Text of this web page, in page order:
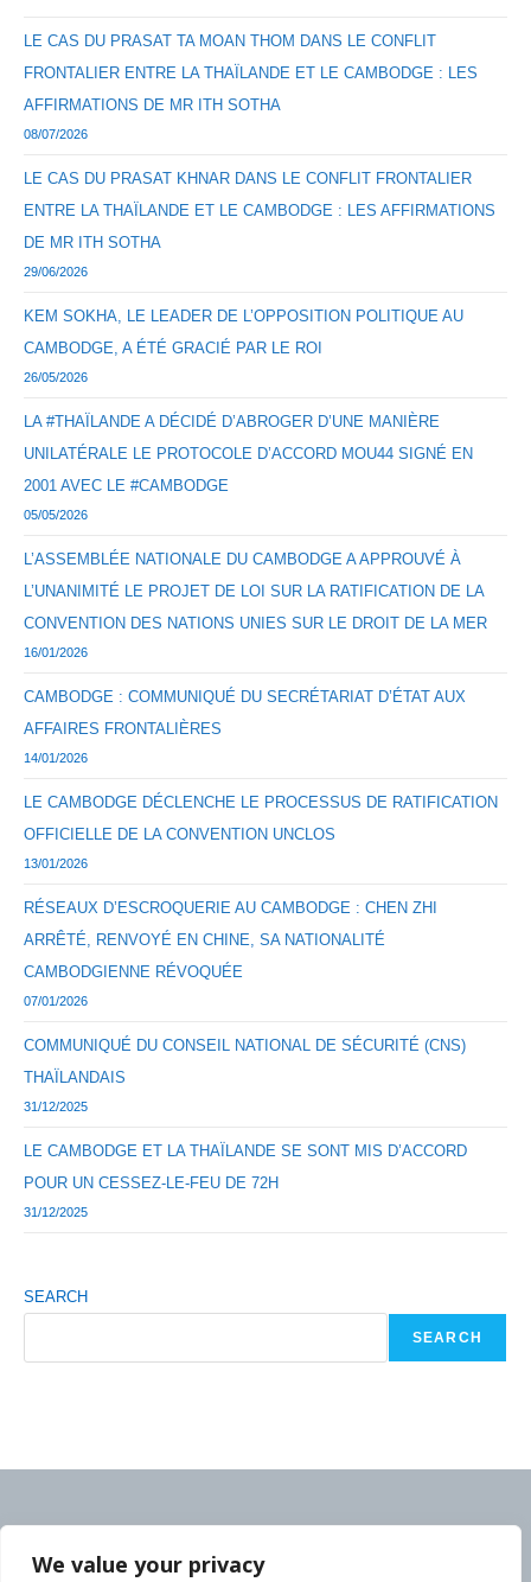
We value your privacy
LE CAS DU PRASAT TA MOAN THOM DANS LE CONFLIT
FRONTALIER ENTRE LA THAÏLANDE ET LE CAMBODGE : LES
AFFIRMATIONS DE MR ITH SOTHA
08/07/2026
LE CAS DU PRASAT KHNAR DANS LE CONFLIT FRONTALIER
ENTRE LA THAÏLANDE ET LE CAMBODGE : LES AFFIRMATIONS
DE MR ITH SOTHA
29/06/2026
KEM SOKHA, LE LEADER DE L’OPPOSITION POLITIQUE AU
CAMBODGE, A ÉTÉ GRACIÉ PAR LE ROI
26/05/2026
LA #THAÏLANDE A DÉCIDÉ D’ABROGER D’UNE MANIÈRE
UNILATÉRALE LE PROTOCOLE D’ACCORD MOU44 SIGNÉ EN
2001 AVEC LE #CAMBODGE
05/05/2026
L’ASSEMBLÉE NATIONALE DU CAMBODGE A APPROUVÉ À
L’UNANIMITÉ LE PROJET DE LOI SUR LA RATIFICATION DE LA
CONVENTION DES NATIONS UNIES SUR LE DROIT DE LA MER
16/01/2026
CAMBODGE : COMMUNIQUÉ DU SECRÉTARIAT D’ÉTAT AUX
AFFAIRES FRONTALIÈRES
14/01/2026
LE CAMBODGE DÉCLENCHE LE PROCESSUS DE RATIFICATION
OFFICIELLE DE LA CONVENTION UNCLOS
13/01/2026
RÉSEAUX D’ESCROQUERIE AU CAMBODGE : CHEN ZHI
ARRÊTÉ, RENVOYÉ EN CHINE, SA NATIONALITÉ
CAMBODGIENNE RÉVOQUÉE
07/01/2026
COMMUNIQUÉ DU CONSEIL NATIONAL DE SÉCURITÉ (CNS)
THAÏLANDAIS
31/12/2025
LE CAMBODGE ET LA THAÏLANDE SE SONT MIS D’ACCORD
POUR UN CESSEZ-LE-FEU DE 72H
31/12/2025
SEARCH
SEARCH